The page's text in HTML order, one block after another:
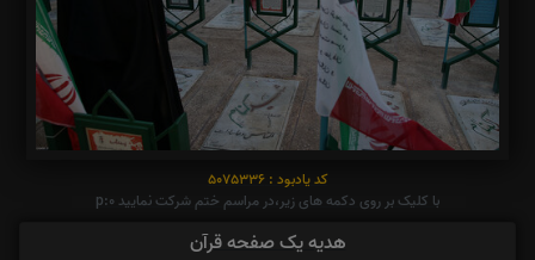
کد یادبود : 5075336
با کلیک بر روی دکمه های زیر،در مراسم ختم شرکت نمایید p:0
هدیه یک صفحه قرآن